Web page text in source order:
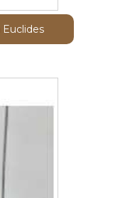
Euclides